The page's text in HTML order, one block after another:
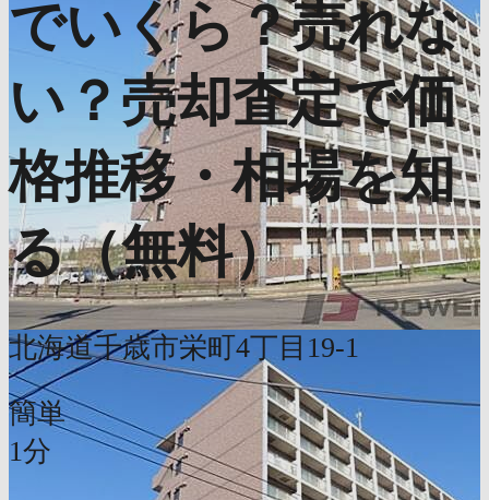
でいくら？売れな
い？売却査定で価
格推移・相場を知
る（無料）
北海道千歳市栄町4丁目19-1
簡単
1分